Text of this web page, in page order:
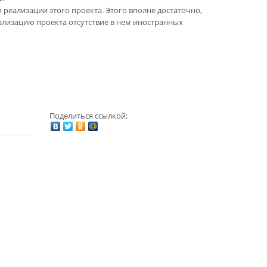
этого проекта. Этого вполне достаточно,
проекта отсутствие в нем иностранных
Поделиться ссылкой: